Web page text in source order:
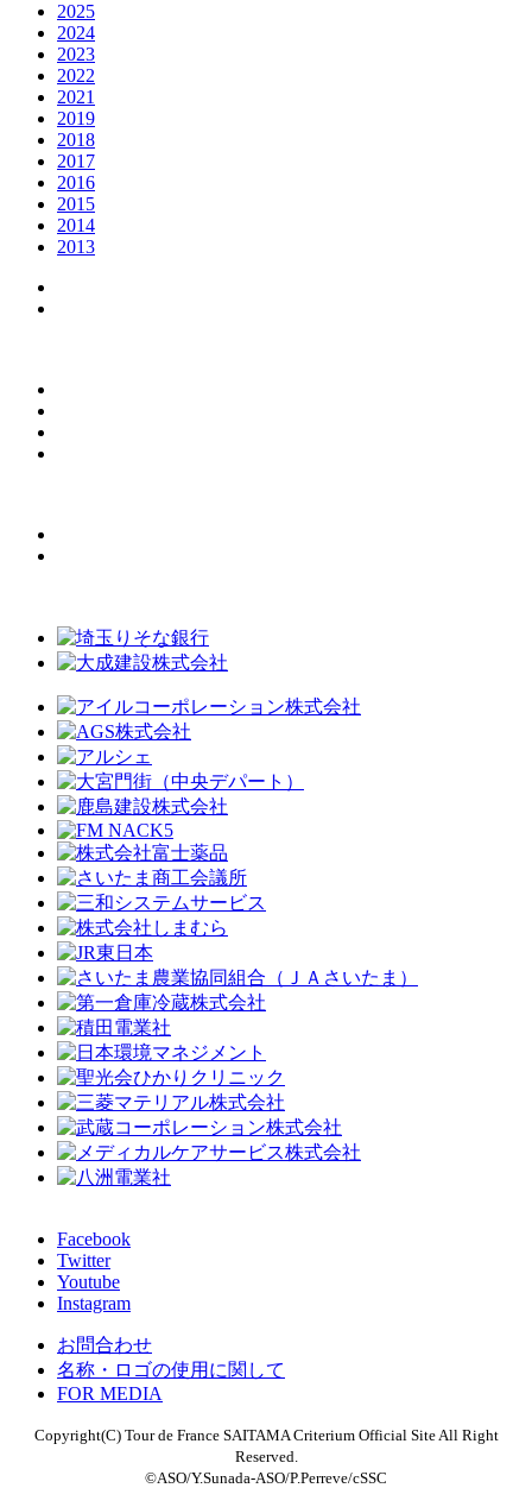
2025
2024
2023
2022
2021
2019
2018
2017
2016
2015
2014
2013
Facebook
Twitter
Youtube
Instagram
お問合わせ
名称・ロゴの使用に関して
FOR MEDIA
Copyright(C) Tour de France SAITAMA Criterium Official Site All Right
Reserved.
©ASO/Y.Sunada-ASO/P.Perreve/cSSC